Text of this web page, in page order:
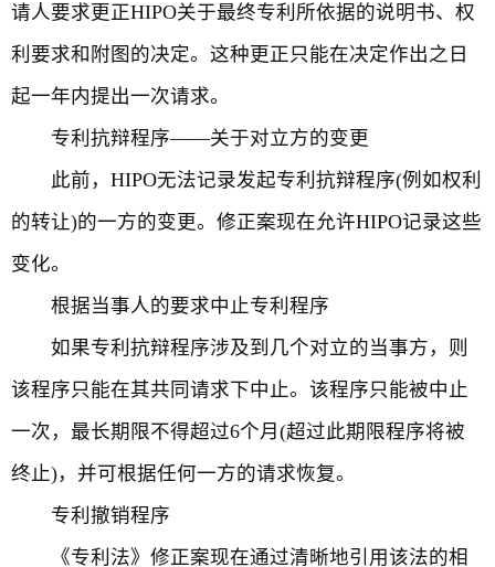
请人要求更正HIPO关于最终专利所依据的说明书、权
利要求和附图的决定。这种更正只能在决定作出之日
起一年内提出一次请求。
专利抗辩程序——关于对立方的变更
此前，HIPO无法记录发起专利抗辩程序(例如权利
的转让)的一方的变更。修正案现在允许HIPO记录这些
变化。
根据当事人的要求中止专利程序
如果专利抗辩程序涉及到几个对立的当事方，则
该程序只能在其共同请求下中止。该程序只能被中止
一次，最长期限不得超过6个月(超过此期限程序将被
终止)，并可根据任何一方的请求恢复。
专利撤销程序
《专利法》修正案现在通过清晰地引用该法的相